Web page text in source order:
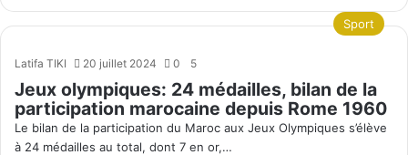
Sport
Latifa TIKI 20 juillet 2024 0 5
Jeux olympiques: 24 médailles, bilan de la
participation marocaine depuis Rome 1960
Le bilan de la participation du Maroc aux Jeux Olympiques s’élève
à 24 médailles au total, dont 7 en or,…